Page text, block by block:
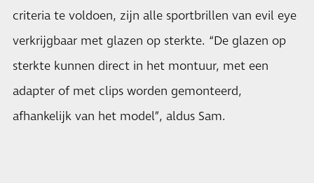
criteria te voldoen, zijn alle sportbrillen van evil eye
verkrijgbaar met glazen op sterkte. “De glazen op
sterkte kunnen direct in het montuur, met een
adapter of met clips worden gemonteerd,
afhankelijk van het model”, aldus Sam.